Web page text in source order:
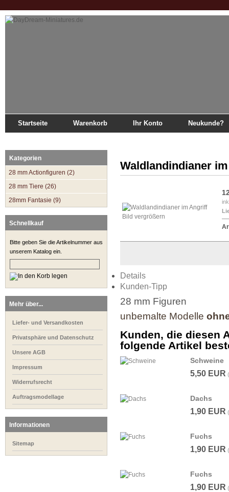
Startseite Warenkorb Ihr Konto Neukunde?
Kategorien
28 mm Actionfiguren (2)
28 mm Tiere (26)
28mm Fantasie (9)
Schnellkauf
Bitte geben Sie die Artikelnummer aus
unserem Katalog ein.
Mehr über...
Liefer- und Versandkosten
Privatsphäre und Datenschutz
Unsere AGB
Impressum
Widerrufsrecht
Auftragsmodellage
Informationen
Sitemap
Waldlandindianer
Bild vergrößern
Details
Kunden-Tipp
28 mm Figuren
unbemalte Modelle
Kunden, die diesen
folgende Artikel
Schweine
5,50 EUR
Dachs
1,90 EUR
Fuchs
1,90 EUR
Fuchs
1,90 EUR